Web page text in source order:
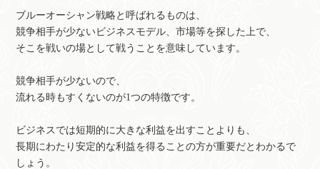
ブルーオーシャン戦略と呼ばれるものは、
競争相手が少ないビジネスモデル、市場等を探した上で、
そこを戦いの場として戦うことを意味しています。
競争相手が少ないので、
流れる時もすくないのが1つの特徴です。
ビジネスでは短期的に大きな利益を出すことよりも、
長期にわたり安定的な利益を得ることの方が重要だとわかるで
しょう。